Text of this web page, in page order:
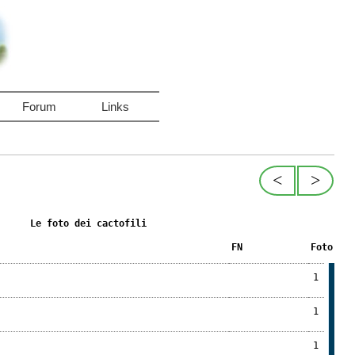
Forum Links
>
<
Le foto dei cactofili
FN Foto
1
1
1